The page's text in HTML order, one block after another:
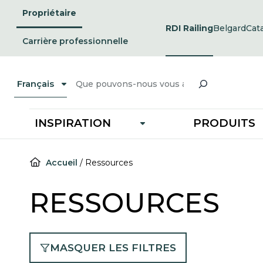
contenu
Propriétaire
Carrière professionnelle
RDI RailingBelgard
opens
new
Français
INSPIRATION PRODUITS
Accueil / Ressources
RESSOURCES
MASQUER LES FILTRES